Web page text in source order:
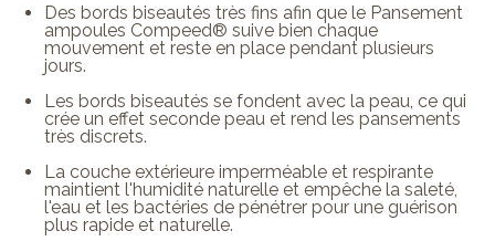
Des bords biseautés très fins afin que le Pansement
ampoules Compeed® suive bien chaque
mouvement et reste en place pendant plusieurs
jours.
Les bords biseautés se fondent avec la peau, ce qui
crée un effet seconde peau et rend les pansements
très discrets.
La couche extérieure imperméable et respirante
maintient l'humidité naturelle et empêche la saleté,
l'eau et les bactéries de pénétrer pour une guérison
plus rapide et naturelle.